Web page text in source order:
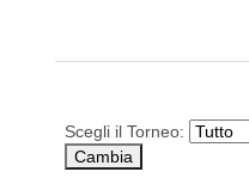
Scegli il Torneo: